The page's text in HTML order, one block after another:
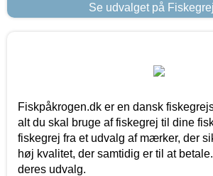
Se udvalget på
Fiskpåkrogen.dk er en dansk
alt du skal bruge af fiskegrej til dine
fiskegrej fra et udvalg af mærker, der
høj kvalitet, der samtidig er til at
deres udvalg.